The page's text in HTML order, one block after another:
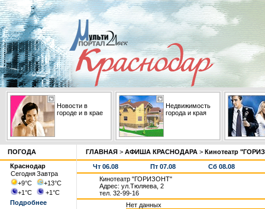
Новости в
городе и в крае
Недвижимость
города и края
ПОГОДА
Краснодар
СегодняЗавтра
+9°С +13°С
+1°С +1°С
Подробнее
ГЛАВНАЯ > АФИША КРАСНОДАРА > Кинотеатр
Чт 06.08 Пт 07.08
Сб 08.08
Кинотеатр "ГОРИЗОНТ"
Адрес: ул.Тюляева, 2
тел. 32-99-16
Нет данных